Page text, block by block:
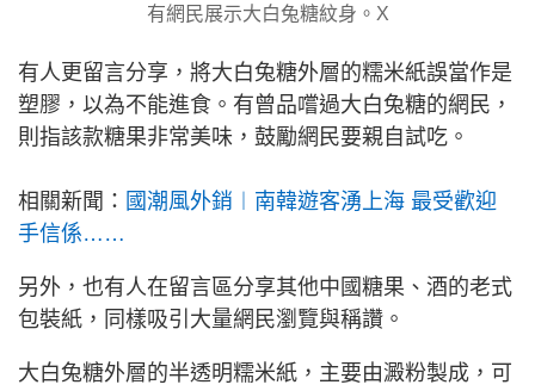
有網民展示大白兔糖紋身。X
有人更留言分享，將大白兔糖外層的糯米紙誤當作是
塑膠，以為不能進食。有曾品嚐過大白兔糖的網民，
則指該款糖果非常美味，鼓勵網民要親自試吃。
相關新聞： 國潮風外銷︱南韓遊客湧上海 最受歡迎
手信係……
另外，也有人在留言區分享其他中國糖果、酒的老式
包裝紙，同樣吸引大量網民瀏覽與稱讚。
大白兔糖外層的半透明糯米紙，主要由澱粉製成，可